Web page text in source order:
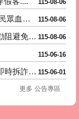
115-08-06
115-08-06
想整合債務反掉陷阱 警銀聯手守住民眾血汗....
115-08-06
曾受騙仍深信投資老師 警方及時勸阻避免再....
115-06-16
115-06-01
假警察視訊做筆錄攏是假！民族警即時拆詐保....
更多 公告專區